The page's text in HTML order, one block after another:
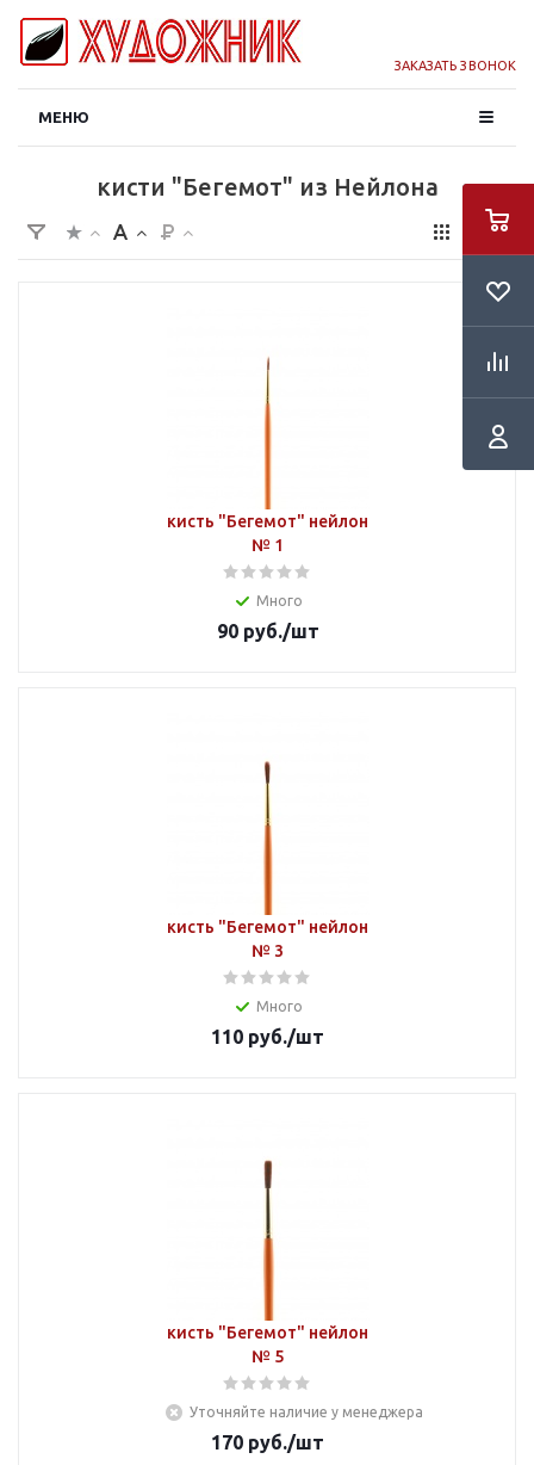
ЗАКАЗАТЬ ЗВОНОК
МЕНЮ
кисти "Бегемот" из Нейлона
кисть "Бегемот" нейлон
№ 1
Много
90руб./шт
кисть "Бегемот" нейлон
№ 3
Много
110 руб./шт
кисть "Бегемот" нейлон
№ 5
Уточняйте наличие у менеджера
170 руб./шт